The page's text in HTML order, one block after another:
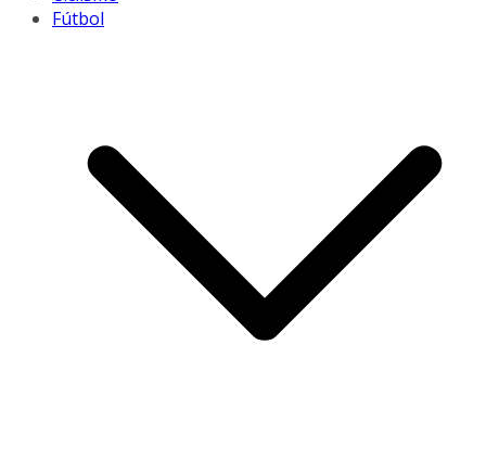
Fútbol